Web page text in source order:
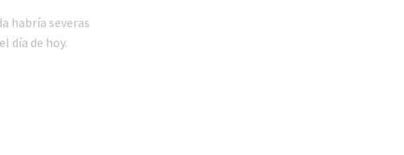
habría severas
día de hoy.